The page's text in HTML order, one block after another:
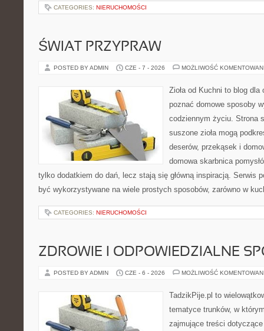
CATEGORIES: NIERUCHOMOŚCI
ŚWIAT PRZYPRAW
POSTED BY ADMIN CZE - 7 - 2026 MOŻLIWOŚĆ
Zioła od Kuchni to blog
poznać domowe sposoby
codziennym życiu. Strona
suszone zioła mogą
deserów, przekąsek i
domowa skarbnica
tylko dodatkiem do dań, lecz stają się główną inspiracją. Serwis
być wykorzystywane na wiele prostych sposobów, zarówno w
CATEGORIES: NIERUCHOMOŚCI
ZDROWIE I ODPOWIEDZIALNE
POSTED BY ADMIN CZE - 6 - 2026 MOŻLIWOŚĆ
TadzikPije.pl to
tematyce trunków, w
zajmujące treści dotyczące